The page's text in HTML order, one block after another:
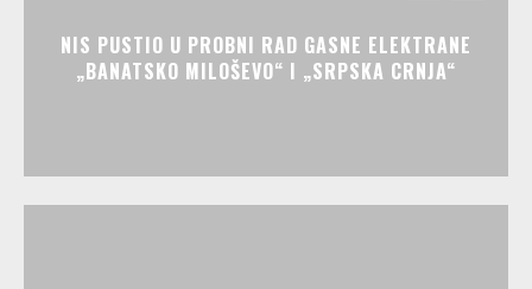
NIS PUSTIO U PROBNI RAD GASNE ELEKTRANE
„BANATSKO MILOŠEVO“ I „SRPSKA CRNJA“